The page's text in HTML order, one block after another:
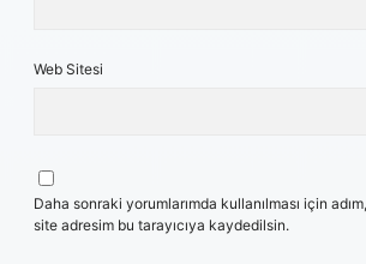
Web Sitesi
Daha sonraki yorumlarımda kullanılması için
site adresim bu tarayıcıya kaydedilsin.